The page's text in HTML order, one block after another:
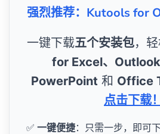
强烈推荐：Kutools for
一键下载五个安装包，
for Excel、Outlook
PowerPoint 和 Office
点击下载！
✅ 一键便捷：只需一步，即可